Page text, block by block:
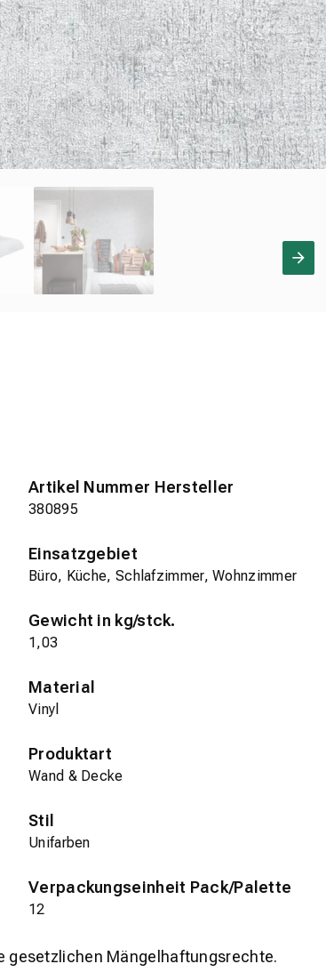
Artikel Nummer Hersteller
380895
Einsatzgebiet
Büro, Küche, Schlafzimmer, Wohnzimmer
Gewicht in kg/stck.
1,03
Material
Vinyl
Produktart
Wand & Decke
Stil
Unifarben
Verpackungseinheit Pack/Palette
12
gesetzlichen Mängelhaftungsrechte.